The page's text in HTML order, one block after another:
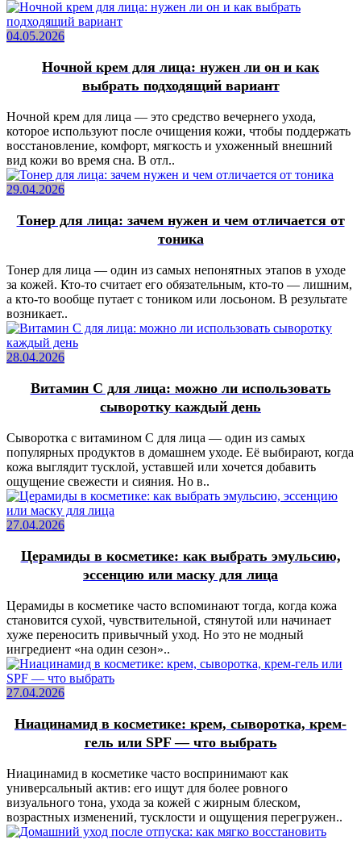
04.05.2026
Ночной крем для лица: нужен ли он и как
выбрать подходящий вариант
Ночной крем для лица — это средство вечернего ухода,
которое используют после очищения кожи, чтобы поддержать
восстановление, комфорт, мягкость и ухоженный внешний
вид кожи во время сна. В отл..
29.04.2026
Тонер для лица: зачем нужен и чем отличается от
тоника
Тонер для лица — один из самых непонятных этапов в уходе
за кожей. Кто-то считает его обязательным, кто-то — лишним,
а кто-то вообще путает с тоником или лосьоном. В результате
возникает..
28.04.2026
Витамин C для лица: можно ли использовать
сыворотку каждый день
Сыворотка с витамином C для лица — один из самых
популярных продуктов в домашнем уходе. Её выбирают, когда
кожа выглядит тусклой, уставшей или хочется добавить
ощущение свежести и сияния. Но в..
27.04.2026
Церамиды в косметике: как выбрать эмульсию,
эссенцию или маску для лица
Церамиды в косметике часто вспоминают тогда, когда кожа
становится сухой, чувствительной, стянутой или начинает
хуже переносить привычный уход. Но это не модный
ингредиент «на один сезон»..
27.04.2026
Ниацинамид в косметике: крем, сыворотка, крем-
гель или SPF — что выбрать
Ниацинамид в косметике часто воспринимают как
универсальный актив: его ищут для более ровного
визуального тона, ухода за кожей с жирным блеском,
возрастных изменений, тусклости и ощущения перегружен..